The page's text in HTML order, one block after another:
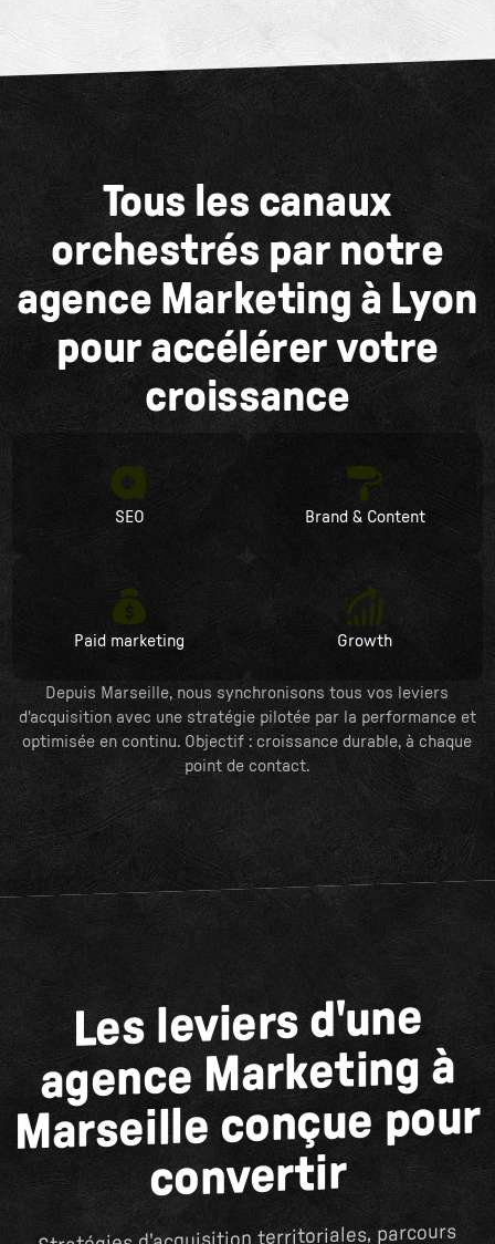
Tous les canaux
orchestrés par notre
agence Marketing à Lyon
pour accélérer votre
croissance
SEO Brand & Content
Paid marketing Growth
Depuis Marseille, nous synchronisons tous vos leviers
d'acquisition avec une stratégie pilotée par la performance et
optimisée en continu. Objectif : croissance durable, à chaque
point de contact.
Les leviers d'une
agence Marketing à
Marseille conçue pour
convertir